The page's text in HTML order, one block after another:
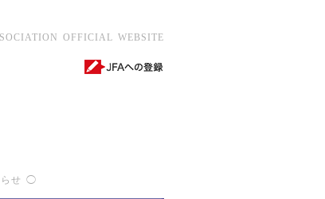
OFFICIAL WEBSITE
せ ◯